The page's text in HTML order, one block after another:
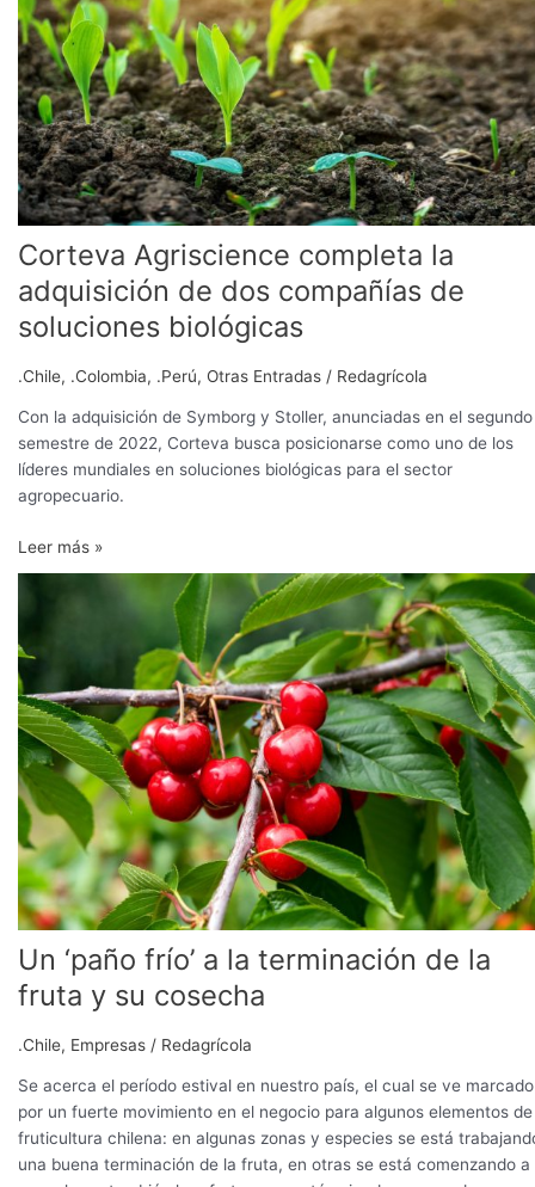
Corteva Agriscience completa la
adquisición de dos compañías de
soluciones biológicas
.Chile, .Colombia, .Perú, Otras Entradas / Redagrícola
Con la adquisición de Symborg y Stoller, anunciadas en el segundo
semestre de 2022, Corteva busca posicionarse como uno de los
líderes mundiales en soluciones biológicas para el sector
agropecuario.
la
adquisición
de
dos
compañías
de
soluciones
biológicas
Leer más »
Un ‘paño frío’ a la terminación de la
fruta y su cosecha
.Chile, Empresas / Redagrícola
Se acerca el período estival en nuestro país, el cual se ve marcado
por un fuerte movimiento en el negocio para algunos elementos
fruticultura chilena: en algunas zonas y especies se está
una buena terminación de la fruta, en otras se está comenzando a
a
la
terminación
de
la
fruta
su
cosecha